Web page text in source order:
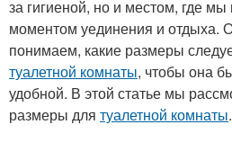
за гигиеной, но и местом, где
моментом уединения и отдыха.
понимаем, какие размеры
туалетной комнаты, чтобы она
удобной. В этой статье мы
размеры для туалетной комнаты.